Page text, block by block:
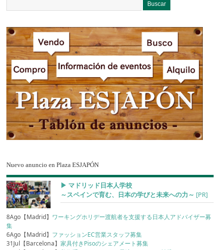
Nuevo anuncio en Plaza ESJAPÓN
▶︎ マドリッド日本人学校
～スペインで育む、日本の学びと未来への力～ [PR]
8Ago【Madrid】 ワーキングホリデー渡航者を支援する日本人アドバイザー募
集
6Ago【Madrid】 ファッションEC営業スタッフ募集
31Jul【Barcelona】家具付きPisoのシェアメート募集